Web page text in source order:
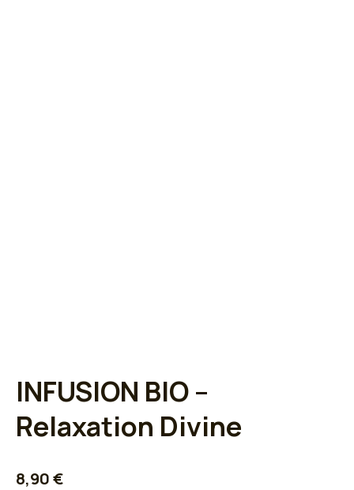
INFUSION BIO –
Relaxation Divine
8,90€